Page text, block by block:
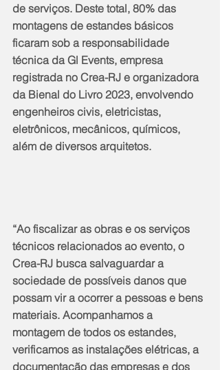
de serviços. Deste total, 80% das
montagens de estandes básicos
ficaram sob a responsabilidade
técnica da Gl Events, empresa
registrada no Crea-RJ e organizadora
da Bienal do Livro 2023, envolvendo
engenheiros civis, eletricistas,
eletrônicos, mecânicos, químicos,
além de diversos arquitetos.
“Ao fiscalizar as obras e os serviços
técnicos relacionados ao evento, o
Crea-RJ busca salvaguardar a
sociedade de possíveis danos que
possam vir a ocorrer a pessoas e bens
materiais. Acompanhamos a
montagem de todos os estandes,
verificamos as instalações elétricas, a
documentação das empresas e dos